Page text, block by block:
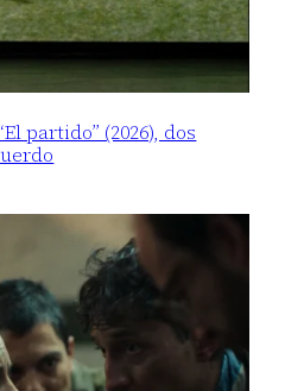
partido” (2026), dos